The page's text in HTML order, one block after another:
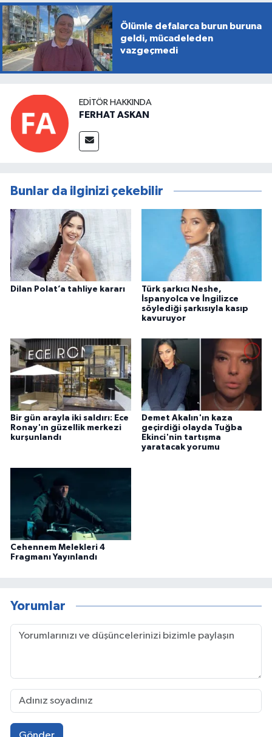
Ölümle defalarca burun buruna
geldi, mücadeleden
vazgeçmedi
EDITÖR HAKKINDA
FERHAT ASKAN
Bunlar da ilginizi çekebilir
Dilan Polat’a tahliye kararı
Türk şarkıcı Neshe,
İspanyolca ve İngilizce
söylediği şarkısıyla kasıp
kavuruyor
Bir gün arayla iki saldırı: Ece
Ronay'ın güzellik merkezi
kurşunlandı
Demet Akalın'ın kaza
geçirdiği olayda Tuğba
Ekinci'nin tartışma
yaratacak yorumu
Cehennem Melekleri 4
Fragmanı Yayınlandı
Yorumlar